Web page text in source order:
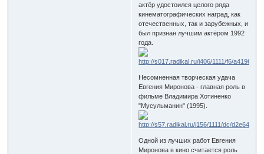
актёр удостоился целого ряда
кинематографических наград, как
отечественных, так и зарубежных, и
был признан лучшим актёром 1992
года.
Несомненная творческая удача
Евгения Миронова - главная роль в
фильме Владимира Хотиненко
"Мусульманин" (1995).
Одной из лучших работ Евгения
Миронова в кино считается роль